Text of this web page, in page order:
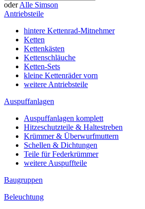
oder Alle Simson
Antriebsteile
hintere Kettenrad-Mitnehmer
Ketten
Kettenkästen
Kettenschläuche
Ketten-Sets
kleine Kettenräder vorn
weitere Antriebsteile
Auspuffanlagen
Auspuffanlagen komplett
Hitzeschutzteile & Haltestreben
Krümmer & Überwurfmuttern
Schellen & Dichtungen
Teile für Federkrümmer
weitere Auspuffteile
Baugruppen
Beleuchtung